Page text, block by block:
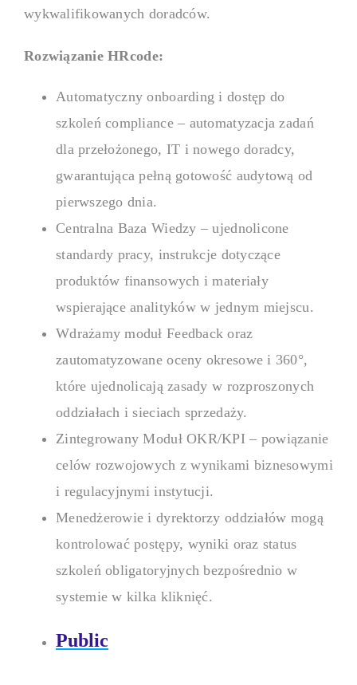
wykwalifikowanych doradców.
Rozwiązanie HRcode:
Automatyczny onboarding i dostęp do
szkoleń compliance – automatyzacja zadań
dla przełożonego, IT i nowego doradcy,
gwarantująca pełną gotowość audytową od
pierwszego dnia.
Centralna Baza Wiedzy – ujednolicone
standardy pracy, instrukcje dotyczące
produktów finansowych i materiały
wspierające analityków w jednym miejscu.
Wdrażamy moduł Feedback oraz
zautomatyzowane oceny okresowe i 360°,
które ujednolicają zasady w rozproszonych
oddziałach i sieciach sprzedaży.
Zintegrowany Moduł OKR/KPI – powiązanie
celów rozwojowych z wynikami biznesowymi
i regulacyjnymi instytucji.
Menedżerowie i dyrektorzy oddziałów mogą
kontrolować postępy, wyniki oraz status
szkoleń obligatoryjnych bezpośrednio w
systemie w kilka kliknięć.
Public